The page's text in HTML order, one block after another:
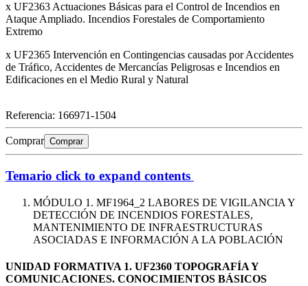
x UF2363 Actuaciones Básicas para el Control de Incendios en
Ataque Ampliado. Incendios Forestales de Comportamiento
Extremo
x UF2365 Intervención en Contingencias causadas por Accidentes
de Tráfico, Accidentes de Mercancías Peligrosas e Incendios en
Edificaciones en el Medio Rural y Natural
Referencia: 166971-1504
Comprar Comprar
Temario click to expand contents
MÓDULO 1. MF1964_2 LABORES DE VIGILANCIA Y
DETECCIÓN DE INCENDIOS FORESTALES,
MANTENIMIENTO DE INFRAESTRUCTURAS
ASOCIADAS E INFORMACIÓN A LA POBLACIÓN
UNIDAD FORMATIVA 1. UF2360 TOPOGRAFÍA Y
COMUNICACIONES. CONOCIMIENTOS BÁSICOS